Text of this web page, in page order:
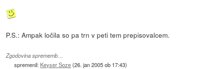
P.S.: Ampak ločila so pa trn v peti tem prepisovalcem.
Zgodovina sprememb…
spremenil: Keyser Soze(26. jan 2005 ob 17:43)